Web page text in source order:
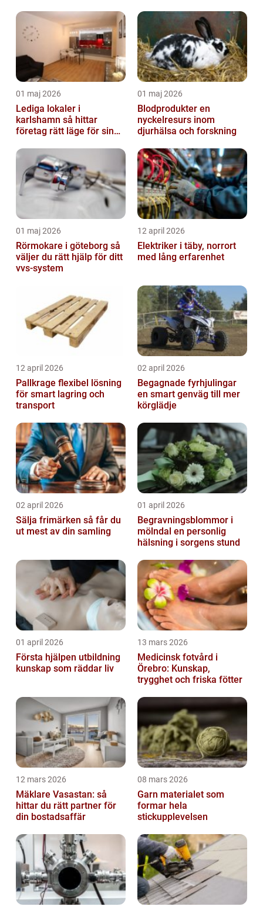
01 maj 2026
Lediga lokaler i
karlshamn så hittar
företag rätt läge för sin
01 maj 2026
Blodprodukter en
nyckelresurs inom
djurhälsa och forskning
01 maj 2026
Rörmokare i göteborg så
väljer du rätt hjälp för ditt
vvs-system
12 april 2026
Elektriker i täby, norrort
med lång erfarenhet
12 april 2026
Pallkrage flexibel lösning
för smart lagring och
transport
02 april 2026
Begagnade fyrhjulingar
en smart genväg till mer
körglädje
02 april 2026
Sälja frimärken så får du
ut mest av din samling
01 april 2026
Begravningsblommor i
mölndal en personlig
hälsning i sorgens stund
01 april 2026
Första hjälpen utbildning
kunskap som räddar liv
13 mars 2026
Medicinsk fotvård i
Örebro: Kunskap,
trygghet och friska fötter
12 mars 2026
Mäklare Vasastan: så
hittar du rätt partner för
din bostadsaffär
08 mars 2026
Garn materialet som
formar hela
stickupplevelsen